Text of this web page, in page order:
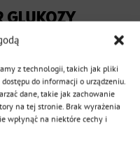
z technologii, takich jak pliki
do informacji o urządzeniu.
dane, takie jak zachowanie
na tej stronie. Brak wyrażenia
wpłynąć na niektóre cechy i
GLUKOZY
Focus został
monitorowania
kontrolę
w czasie rzeczywistym